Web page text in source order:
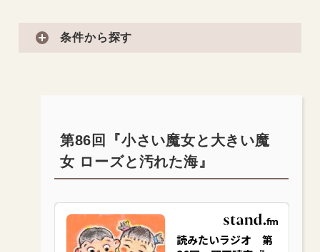
条件から探す
第86回『小さい魔女と大きい魔
女 ローズと汚れた海』